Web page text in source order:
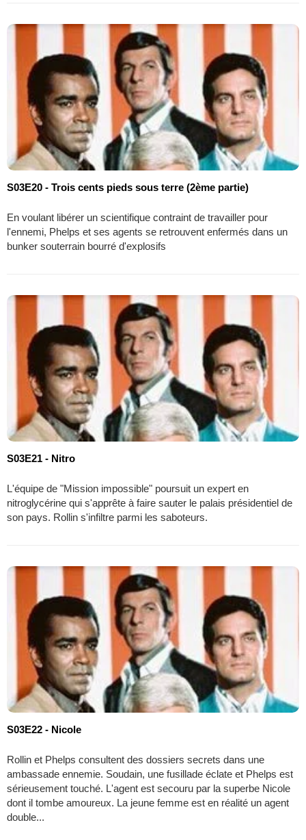
S03E20 - Trois cents pieds sous terre (2ème partie)
En voulant libérer un scientifique contraint de travailler pour
l'ennemi, Phelps et ses agents se retrouvent enfermés dans un
bunker souterrain bourré d'explosifs
S03E21 - Nitro
L'équipe de "Mission impossible" poursuit un expert en
nitroglycérine qui s'apprête à faire sauter le palais présidentiel de
son pays. Rollin s'infiltre parmi les saboteurs.
S03E22 - Nicole
Rollin et Phelps consultent des dossiers secrets dans une
ambassade ennemie. Soudain, une fusillade éclate et Phelps est
sérieusement touché. L'agent est secouru par la superbe Nicole
dont il tombe amoureux. La jeune femme est en réalité un agent
double...